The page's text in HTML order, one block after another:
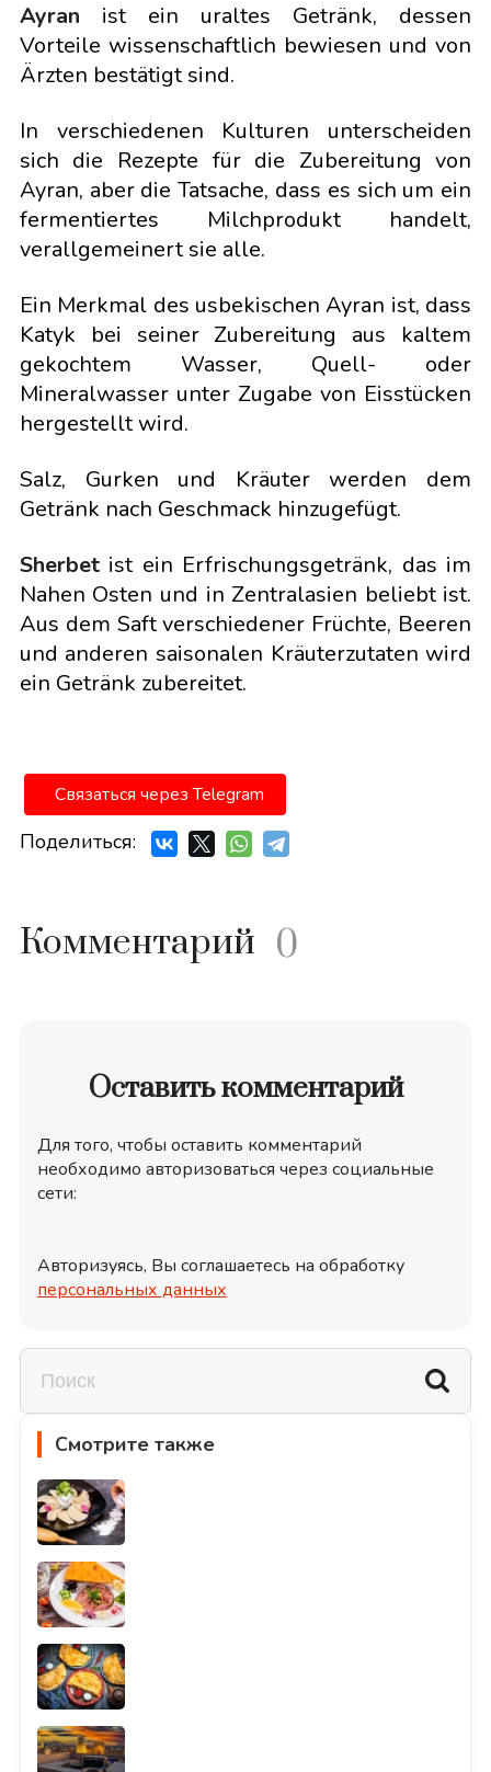
Ayran ist ein uraltes Getränk, dessen
Vorteile wissenschaftlich bewiesen und von
Ärzten bestätigt sind.
In verschiedenen Kulturen unterscheiden
sich die Rezepte für die Zubereitung von
Ayran, aber die Tatsache, dass es sich um ein
fermentiertes Milchprodukt handelt,
verallgemeinert sie alle.
Ein Merkmal des usbekischen Ayran ist, dass
Katyk bei seiner Zubereitung aus kaltem
gekochtem Wasser, Quell- oder
Mineralwasser unter Zugabe von Eisstücken
hergestellt wird.
Salz, Gurken und Kräuter werden dem
Getränk nach Geschmack hinzugefügt.
Sherbet ist ein Erfrischungsgetränk, das im
Nahen Osten und in Zentralasien beliebt ist.
Aus dem Saft verschiedener Früchte, Beeren
und anderen saisonalen Kräuterzutaten wird
ein Getränk zubereitet.
Связаться через Telegram
Поделиться:
Комментарий 0
Оставить комментарий
Для того, чтобы оставить комментарий
необходимо авторизоваться через социальные
сети:
Авторизуясь, Вы соглашаетесь на обработку
персональных данных
Смотрите также